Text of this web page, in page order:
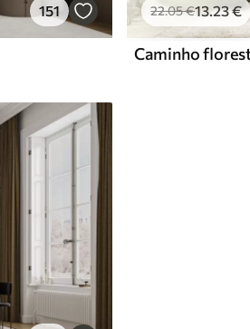
151 22.05€13.23€